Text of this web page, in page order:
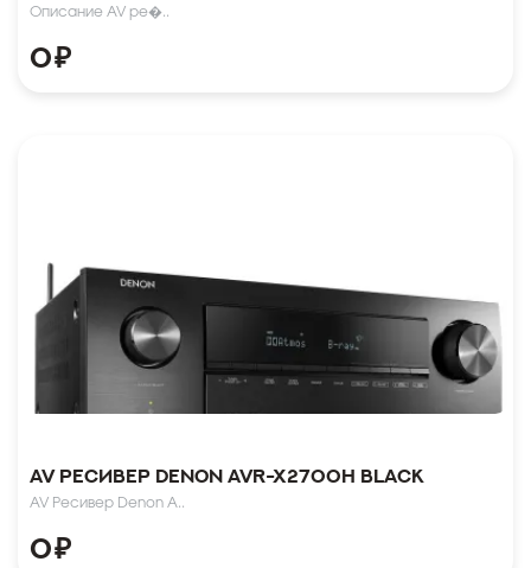
Описание AV ре�..
0₽
AV Ресивер Denon AVR-X2700H Black
AV Ресивер Denon A..
0₽